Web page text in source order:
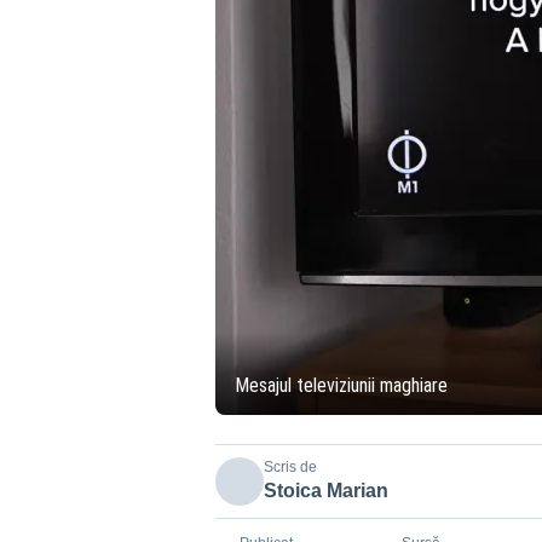
Mesajul televiziunii maghiare
Scris de
Stoica Marian